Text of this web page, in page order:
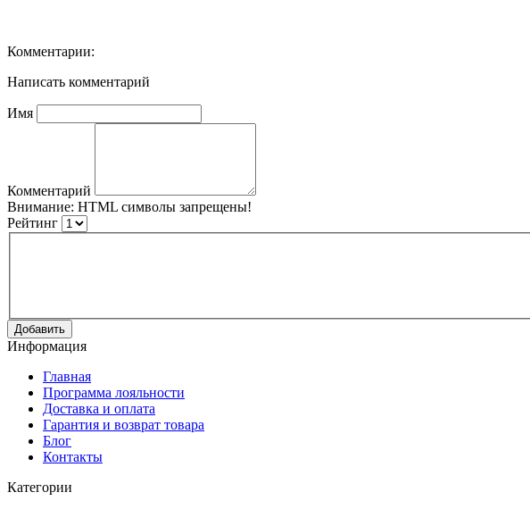
Комментарии:
Написать комментарий
Имя
Комментарий
Внимание: HTML символы запрещены!
Рейтинг
Добавить
Информация
Главная
Программа лояльности
Доставка и оплата
Гарантия и возврат товара
Блог
Контакты
Категории